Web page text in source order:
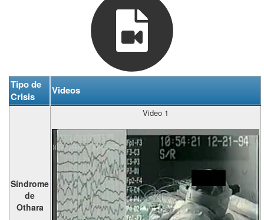
Tipo de
Crisis
Videos
Síndrome
de
Othara
Video 1